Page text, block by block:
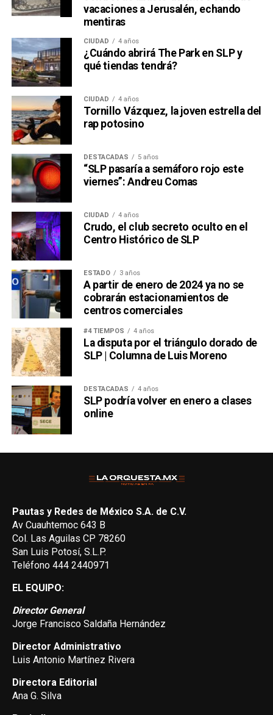
vacaciones a Jerusalén, echando
mentiras
CIUDAD 4 años
¿Cuándo abrirá The Park en SLP y
qué tiendas tendrá?
CIUDAD 4 años
Tornillo Vázquez, la joven estrella del
rap potosino
DESTACADAS 5 años
“SLP pasaría a semáforo rojo este
viernes”: Andreu Comas
CIUDAD 4 años
Crudo, el club secreto oculto en el
Centro Histórico de SLP
ESTADO 3 años
A partir de enero de 2024 ya no se
cobrarán estacionamientos de
centros comerciales
#4 TIEMPOS 4 años
La disputa por el triángulo dorado de
SLP | Columna de Luis Moreno
DESTACADAS 4 años
SLP podría volver en enero a clases
online
Pautas y Redes de México S.A. de C.V.
Av Cuauhtemoc 643 B
Col. Las Aguilas CP 78260
San Luis Potosí, S.L.P.
Teléfono 444 2440971
EL EQUIPO:
Director General
Jorge Francisco Saldaña Hernández
Director Administrativo
Luis Antonio Martínez Rivera
Directora Editorial
Ana G. Silva